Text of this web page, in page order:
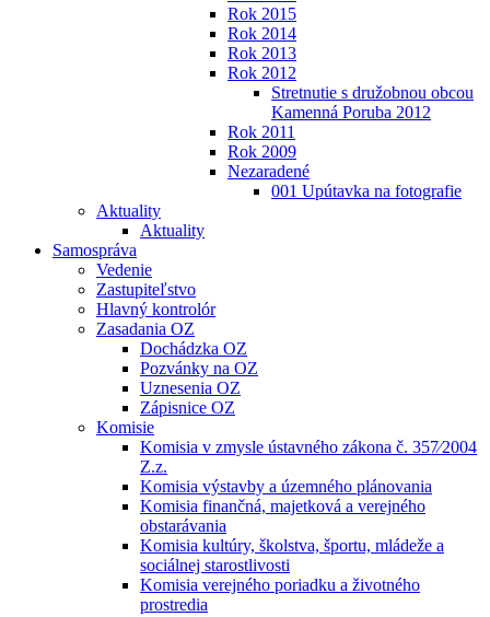
Rok 2015
Rok 2014
Rok 2013
Rok 2012
Stretnutie s družobnou obcou
Kamenná Poruba 2012
Rok 2011
Rok 2009
Nezaradené
001 Upútavka na fotografie
Aktuality
Aktuality
Samospráva
Vedenie
Zastupiteľstvo
Hlavný kontrolór
Zasadania OZ
Dochádzka OZ
Pozvánky na OZ
Uznesenia OZ
Zápisnice OZ
Komisie
Komisia v zmysle ústavného zákona č. 357⁄2004
Z.z.
Komisia výstavby a územného plánovania
Komisia finančná, majetková a verejného
obstarávania
Komisia kultúry, školstva, športu, mládeže a
sociálnej starostlivosti
Komisia verejného poriadku a životného
prostredia